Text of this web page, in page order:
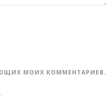
МОИХ КОММЕНТАРИЕВ.